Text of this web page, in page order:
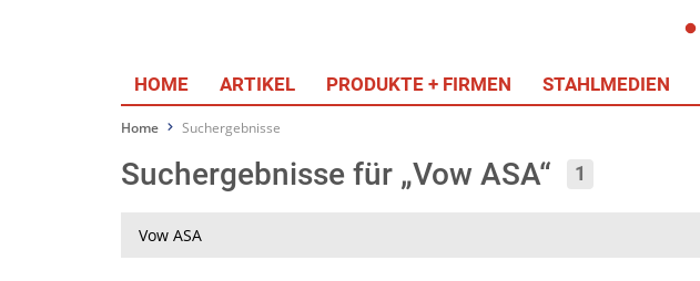
HOME ARTIKEL PRODUKTE + FIRMEN STAHLMEDIEN
Home Suchergebnisse
Suchergebnisse für „Vow ASA“ 1